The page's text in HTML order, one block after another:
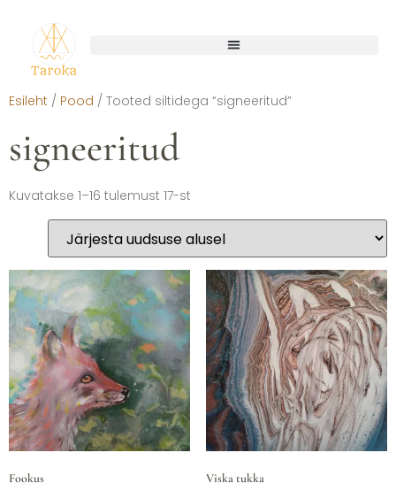
Esileht / Pood / Tooted siltidega “signeeritud”
signeeritud
Kuvatakse 1–16 tulemust 17-st
Fookus
Viska tukka